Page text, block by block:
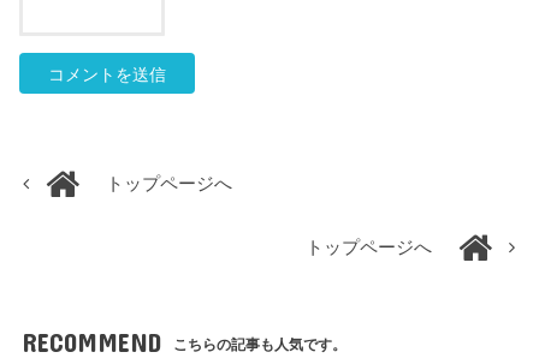
トップページへ
トップページへ
RECOMMEND こちらの記事も人気です。